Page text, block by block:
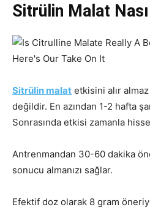
Sitrülin Malat
Sitrülin malat etkisini alır
değildir. En azından 1-2 hafta
Sonrasında etkisi zamanla
Antrenmandan 30-60 dakika
sonucu almanızı sağlar.
Efektif doz olarak 8 gram